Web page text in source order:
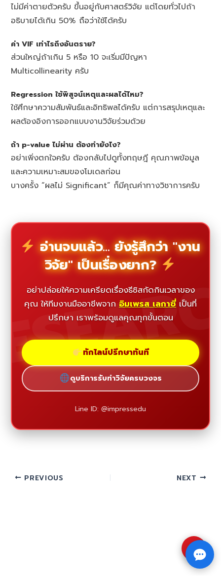
ไม่มีค่าตายตัวครับ ขึ้นอยู่กับศาสตร์วิจัย แต่โดยทั่วไปถ้า
อธิบายได้เกิน 50% ถือว่าใช้ได้ครับ
ค่า VIF เท่าไรถึงอันตราย?
ส่วนใหญ่ถ้าเกิน 5 หรือ 10 จะเริ่มมีปัญหา
Multicollinearity ครับ
Regression ใช้พิสูจน์เหตุและผลได้ไหม?
ใช้ศึกษาความสัมพันธ์และอิทธิพลได้ครับ แต่การสรุปเหตุและ
ผลต้องอิงการออกแบบงานวิจัยร่วมด้วย
ถ้า p-value ไม่ผ่าน ต้องทำยังไง?
อย่าเพิ่งตกใจครับ ต้องกลับไปดูทั้งทฤษฎี คุณภาพข้อมูล
และความเหมาะสมของโมเดลก่อน
บางครั้ง “ผลไม่ Significant” ก็มีคุณค่าทางวิชาการครับ
อ่านจบแล้ว... ยังรู้สึกว่า "งาน
วิจัย" เป็นเรื่องยาก?
อย่าปล่อยให้ความเครียดเรื่องธีซิสกัดกินเวลาของ
คุณ ให้ทีมงานมืออาชีพจาก อิมเพรส เลกาซี่ เป็นที่
ปรึกษา เราพร้อมดูแลคุณทุกขั้นตอน
ทักไลน์ปรึกษาทันที
ดูบริการรับทำวิจัยครบวงจร
Line ID: @impressedu
PREVIOUS NEXT
⇧